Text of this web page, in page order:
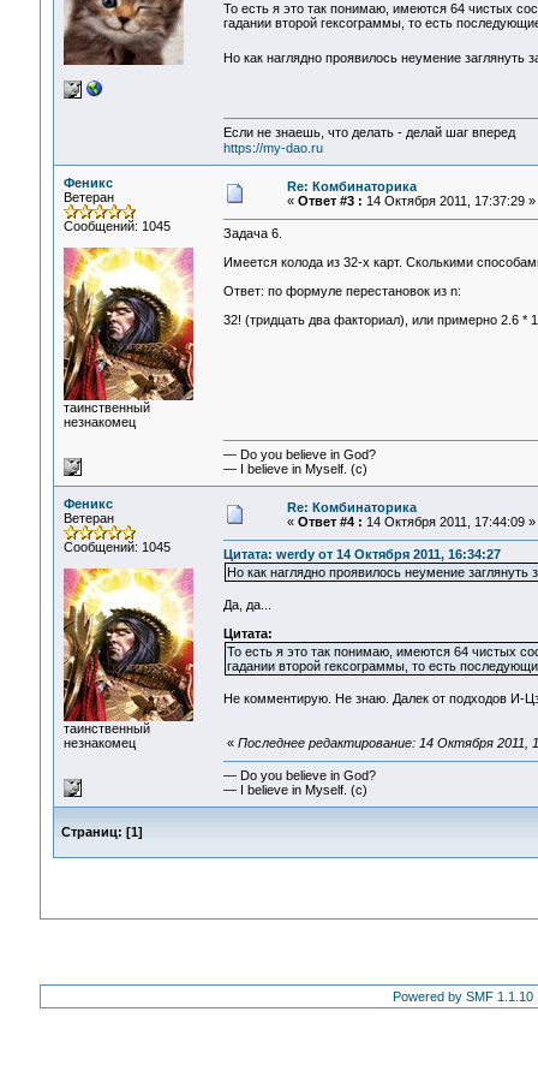
То есть я это так понимаю, имеются 64 чистых
гадании второй гексограммы, то есть
Но как наглядно проявилось неумение заглянуть
Если не знаешь, что делать - делай шаг вперед
https://my-dao.ru
Феникс
Ветеран
Сообщений: 1045
таинственный
незнакомец
Re: Комбинаторика
« Ответ #3 : 14 Октября 2011, 17:37:29 »
Задача 6.
Имеется колода из 32-х карт. Сколькими
Ответ: по формуле перестановок из n:
32! (тридцать два факториал), или примерно 2.6 *
— Do you believe in God?
— I believe in Myself. (c)
Феникс
Ветеран
Сообщений: 1045
таинственный
незнакомец
Re: Комбинаторика
« Ответ #4 : 14 Октября 2011, 17:44:09 »
Цитата: werdy от 14 Октября 2011, 16:34:27
Но как наглядно проявилось неумение заглянуть
Да, да...
Цитата:
То есть я это так понимаю, имеются 64 чистых
гадании второй гексограммы, то есть
Не комментирую. Не знаю. Далек от подходов И-
« Последнее редактирование: 14 Октября 2011,
— Do you believe in God?
— I believe in Myself. (c)
Страниц: [1]
Powered by SMF 1.1.10